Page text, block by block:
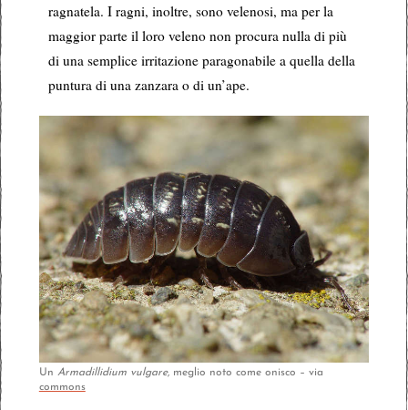
ragnatela. I ragni, inoltre, sono velenosi, ma per la
maggior parte il loro veleno non procura nulla di più
di una semplice irritazione paragonabile a quella della
puntura di una zanzara o di un’ape.
Un Armadillidium vulgare, meglio noto come onisco – via
commons